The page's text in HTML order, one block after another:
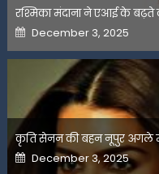
रश्मिका मंदाना ने एआई के बढ़ते
Posted
on
December 3, 2025
कृति सेनन की बहन नूपुर अगले
Posted
on
December 3, 2025